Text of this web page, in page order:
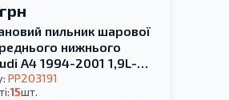
пильник шарової
нижнього
A4 1994-2001 1,9L-
PP203191
15шт.